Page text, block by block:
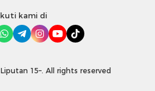
kami di
15–. All rights reserved